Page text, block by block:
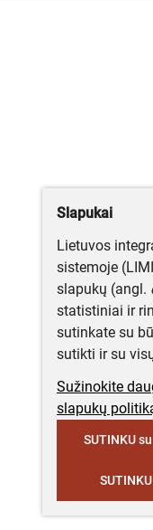
Slapukai
Lietuvos
sistemoje
slapukų (angl.
statistiniai ir
sutinkate su
sutikti ir su
Sužinokite
slapukų
SUTINKU